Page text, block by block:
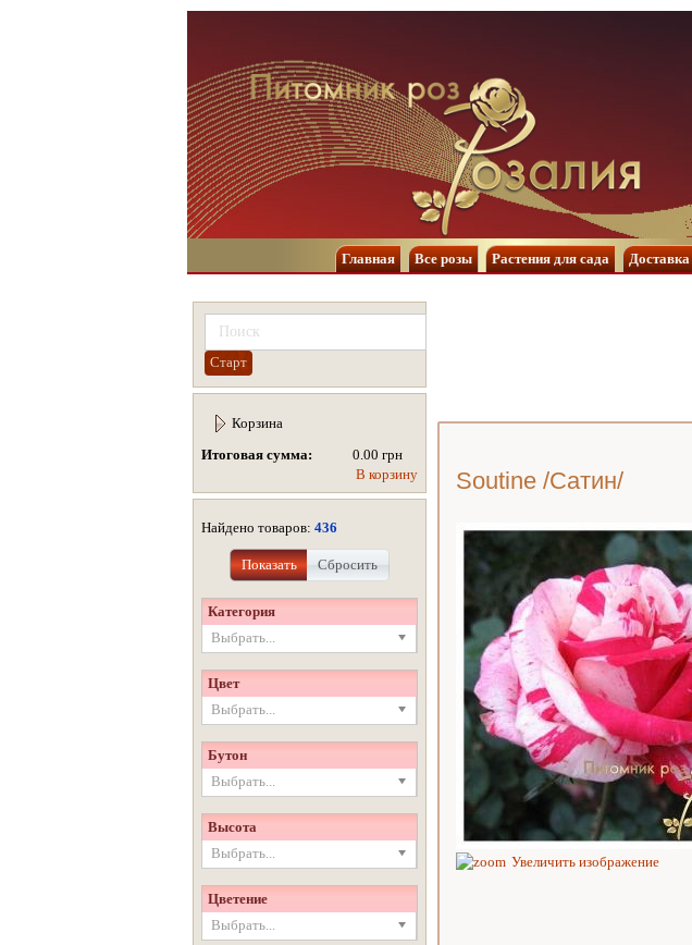
Главная Все розы Растения для сада
Корзина
Итоговая сумма:
0.00 грн
В корзину
Найдено товаров: 436
Показать Сбросить
Категория
Выбрать...
Цвет
Выбрать...
Бутон
Выбрать...
Высота
Выбрать...
Цветение
Выбрать...
Soutine /Сатин/
Увеличить изображение